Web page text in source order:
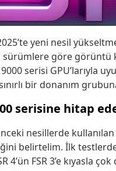
yeni nesil
sürümlere göre
serisi GPU’larıyla
bir donanım
serisine hitap
nesillerde
belirtelim. İlk
4’ün FSR 3’e kıyasla